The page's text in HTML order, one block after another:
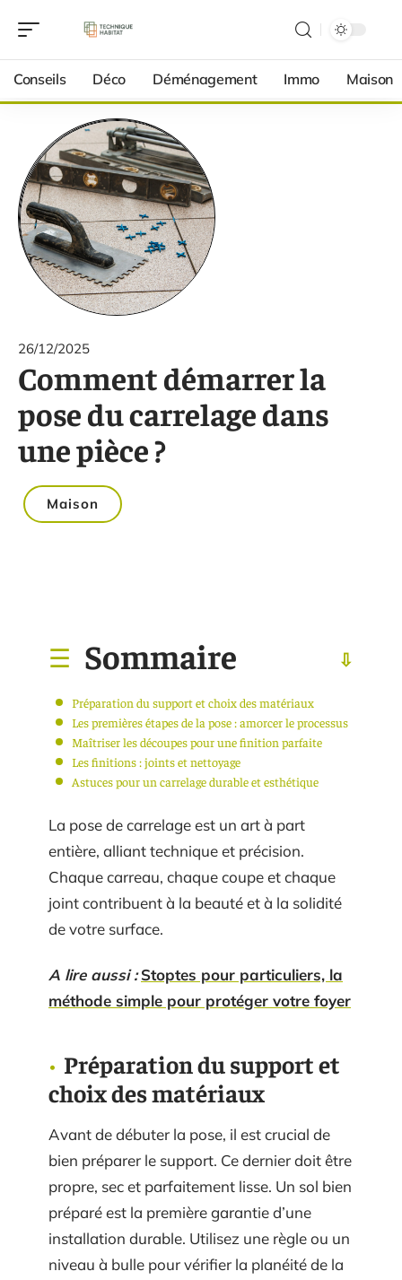
Conseils Déco Déménagement Immo Maison
26/12/2025
Comment démarrer la
pose du carrelage dans
une pièce ?
Maison
Sommaire
Préparation du support et choix des matériaux
Les premières étapes de la pose : amorcer le processus
Maîtriser les découpes pour une finition parfaite
Les finitions : joints et nettoyage
Astuces pour un carrelage durable et esthétique
La pose de carrelage est un art à part
entière, alliant technique et précision.
Chaque carreau, chaque coupe et chaque
joint contribuent à la beauté et à la solidité
de votre surface.
A lire aussi : Stoptes pour particuliers, la
méthode simple pour protéger votre foyer
Préparation du support et
choix des matériaux
Avant de débuter la pose, il est crucial de
bien préparer le support. Ce dernier doit être
propre, sec et parfaitement lisse. Un sol bien
préparé est la première garantie d’une
installation durable. Utilisez une règle ou un
niveau à bulle pour vérifier la planéité de la